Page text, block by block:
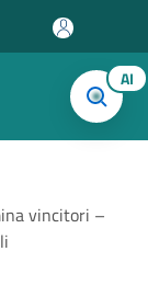
AI
vincitori –